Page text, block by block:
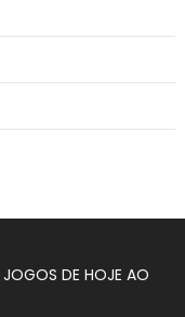
JOGOS DE HOJE AO